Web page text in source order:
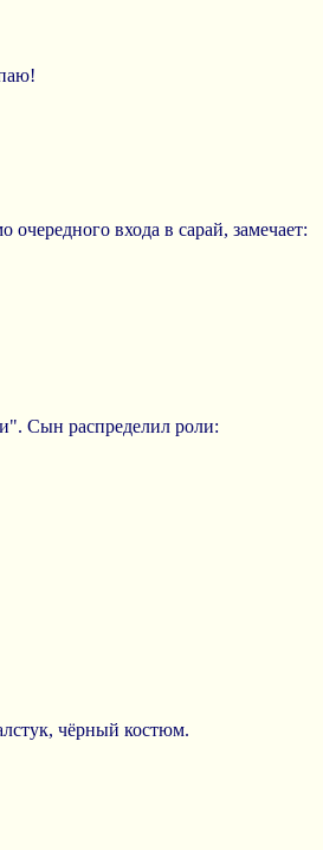
очередного входа в сарай, замечает:
Сын распределил роли:
чёрный костюм.